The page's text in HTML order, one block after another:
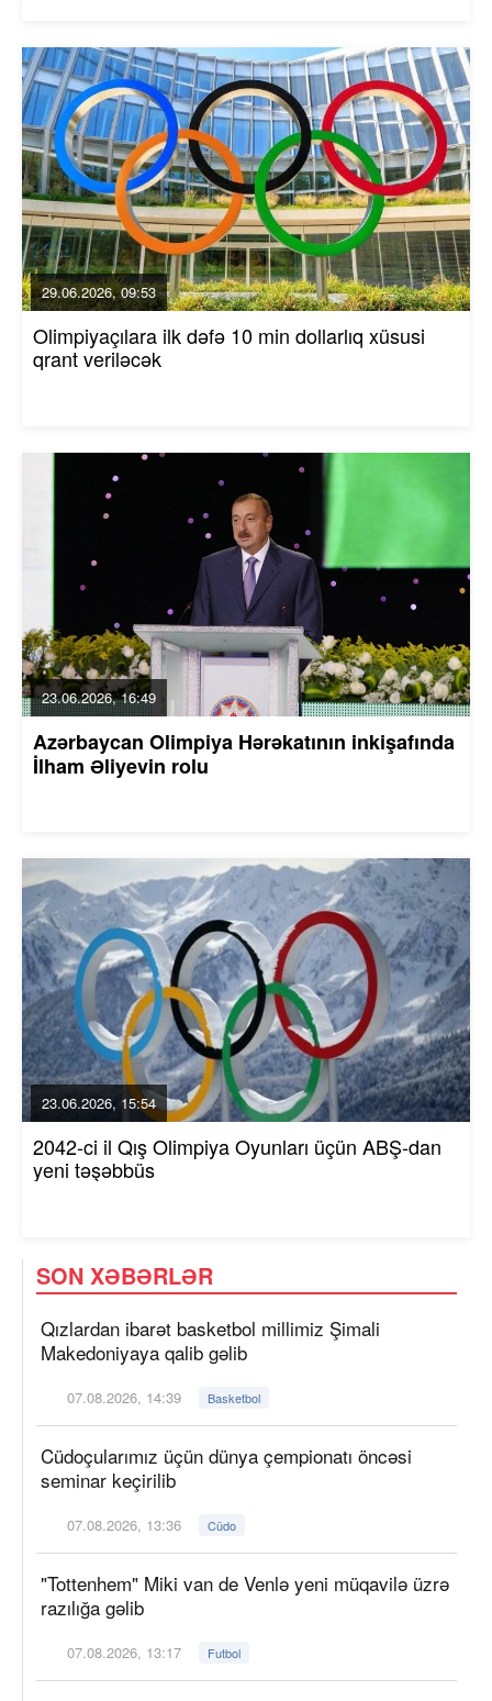
29.06.2026, 09:53
Olimpiyaçılara ilk dəfə 10 min dollarlıq xüsusi
qrant veriləcək
23.06.2026, 16:49
Azərbaycan Olimpiya Hərəkatının inkişafında
İlham Əliyevin rolu
23.06.2026, 15:54
2042-ci il Qış Olimpiya Oyunları üçün ABŞ-dan
yeni təşəbbüs
SON XƏBƏRLƏR
Qızlardan ibarət basketbol millimiz Şimali
Makedoniyaya qalib gəlib
07.08.2026, 14:39 Basketbol
Cüdoçularımız üçün dünya çempionatı öncəsi
seminar keçirilib
07.08.2026, 13:36 Cüdo
"Tottenhem" Miki van de Venlə yeni müqavilə üzrə
razılığa gəlib
07.08.2026, 13:17 Futbol